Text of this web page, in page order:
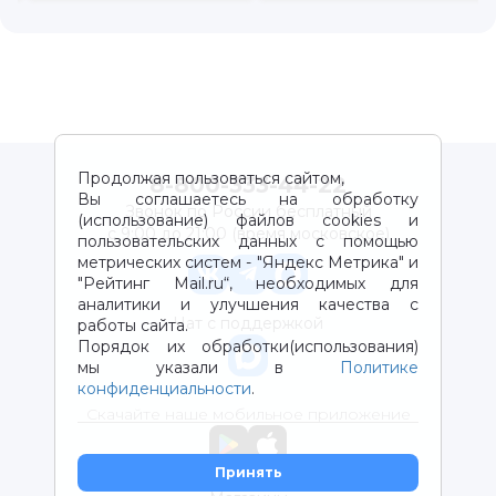
Продолжая пользоваться сайтом,
Вы соглашаетесь на обработку
(использование) файлов cookies и
пользовательских данных с помощью
метрических систем - "Яндекс Метрика" и
"Рейтинг Mail.ru“, необходимых для
аналитики и улучшения качества с
работы сайта.
Порядок их обработки(использования)
мы указали в
Политике
конфиденциальности.
Принять
8-800-333-44-22
Звонок по России бесплатный
с 9:00 до 21:00 (время московское)
Чат с поддержкой